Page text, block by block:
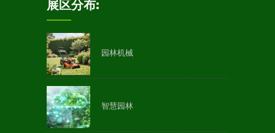
展区分布:
园林机械
智慧园林